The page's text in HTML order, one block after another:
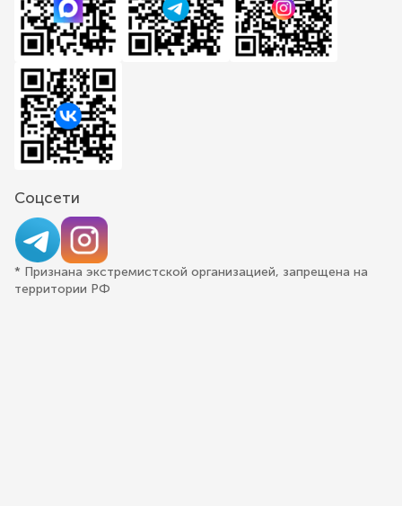
Соцсети
* Признана экстремистской организацией, запрещена на
территории РФ